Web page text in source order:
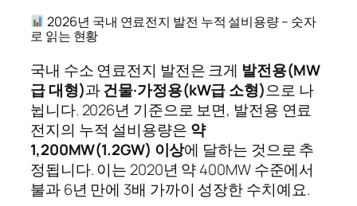
2026년 국내 연료전지 발전 누적 설비용량 – 숫자
로 읽는 현황
국내 수소 연료전지 발전은 크게 발전용(MW
급 대형)과건물·가정용(kW급 소형)으로 나
뉩니다. 2026년 기준으로 보면, 발전용 연료
전지의 누적 설비용량은 약
1,200MW(1.2GW) 이상에 달하는 것으로 추
정됩니다. 이는 2020년 약 400MW 수준에서
불과 6년 만에 3배 가까이 성장한 수치예요.